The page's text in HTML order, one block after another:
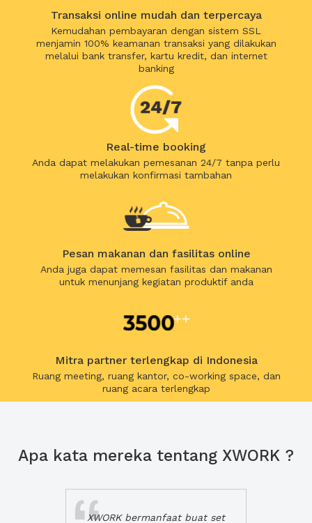
Transaksi online mudah dan terpercaya
Kemudahan pembayaran dengan sistem SSL
menjamin 100% keamanan transaksi yang dilakukan
melalui bank transfer, kartu kredit, dan internet
banking
Real-time booking
Anda dapat melakukan pemesanan 24/7 tanpa perlu
melakukan konfirmasi tambahan
Pesan makanan dan fasilitas online
Anda juga dapat memesan fasilitas dan makanan
untuk menunjang kegiatan produktif anda
Mitra partner terlengkap di Indonesia
Ruang meeting, ruang kantor, co-working space, dan
ruang acara terlengkap
Apa kata mereka tentang XWORK ?
XWORK bermanfaat buat set